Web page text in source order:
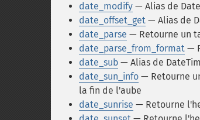
date_modify — Alias de
date_offset_get — Alias de
date_parse — Retourne un
date_parse_from_format —
date_sub — Alias de
date_sun_info — Retourne
la fin de l'aube
date_sunrise — Retourne